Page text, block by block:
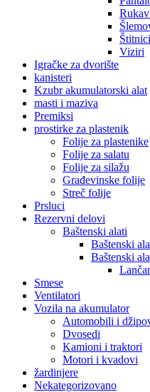
Štitnici
Viziri
Igračke za dvorište
kanisteri
Kzubr akumulatorski alat
masti i maziva
Premiksi
prostirke za plastenik
Folije za plastenike
Folije za salatu
Folije za silažu
Građevinske folije
Streč folije
Prsluci
Rezervni delovi
Baštenski alati
Baštenski
Baštenski
Smese
Ventilatori
Vozila na akumulator
Automobili i
Dvosedi
Kamioni i traktori
Motori i kvadovi
žardinjere
Nekategorizovano